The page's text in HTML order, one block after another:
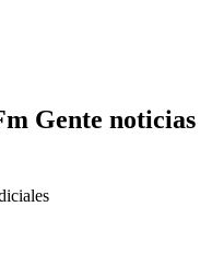
Gente noticias